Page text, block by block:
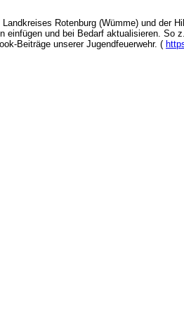
Rotenburg (Wümme) und der
einfügen und bei Bedarf aktualisieren.
Beiträge unserer Jugendfeuerwehr. (